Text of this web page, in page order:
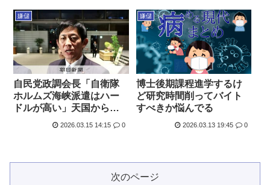
嫌儲
自民党政調会長「自衛隊
ホルムズ海峡派遣はハー
ドルが高い」天国からの
声「できない理由を考え
2026.03.15 14:15 0
嫌儲
博士後期課程進学するけ
ど研究時間削ってバイト
すべきか悩んでる
2026.03.13 19:45 0
次のページ